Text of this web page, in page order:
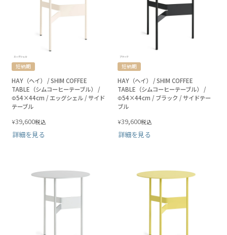
短納期
HAY（ヘイ） / SHIM COFFEE
TABLE（シムコーヒーテーブル） /
Φ54×44cm / エッグシェル / サイド
テーブル
¥39,600税込
詳細を見る
短納期
HAY（ヘイ） / SHIM COFFEE
TABLE（シムコーヒーテーブル） /
Φ54×44cm / ブラック / サイドテー
ブル
¥39,600税込
詳細を見る